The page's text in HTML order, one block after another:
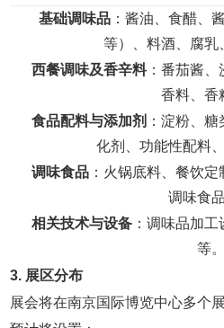
基础调味品：酱油、食醋、
等）、料酒、腐乳
西餐调味及香辛料：番茄酱、
香料、香
食品配料与添加剂 ：淀粉、
化剂、功能性配料
调味食品：火锅底料、餐饮定
调味食品
相关技术与设备：调味品加工
等。
3. 展区分布
展会将在南京国际博览中心多个